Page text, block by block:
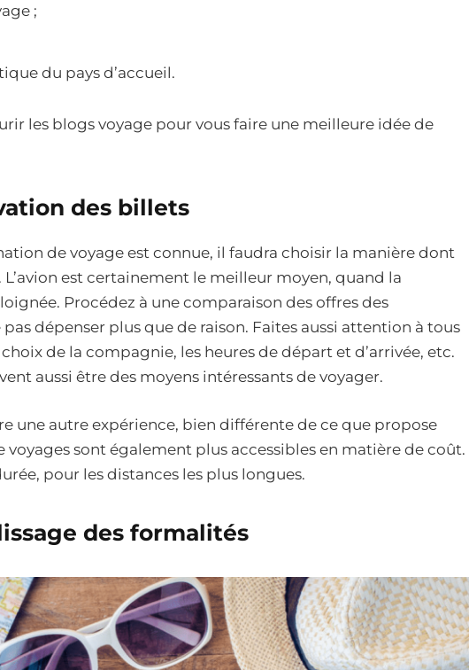
;
du pays d’accueil.
les blogs voyage pour vous faire une meilleure idée de
des billets
de voyage est connue, il faudra choisir la manière dont
est certainement le meilleur moyen, quand la
Procédez à une comparaison des offres des
dépenser plus que de raison. Faites aussi attention à tous
de la compagnie, les heures de départ et d’arrivée, etc.
aussi être des moyens intéressants de voyager.
une autre expérience, bien différente de ce que propose
voyages sont également plus accessibles en matière de coût.
pour les distances les plus longues.
des formalités